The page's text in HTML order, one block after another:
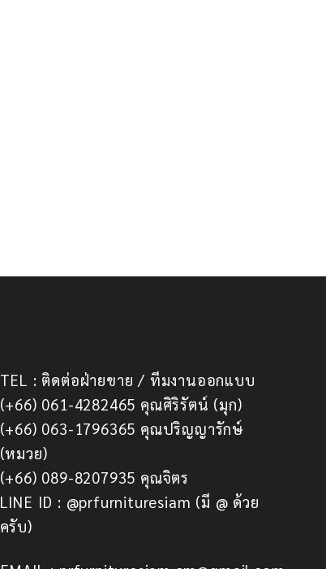
TEL : ติดต่อฝ่ายขาย / ทีมงานออกแบบ
(+66) 061-4282465 คุณศิริรัตน์ (มุก)
(+66) 063-1796365 คุณปริญญารักษ์
(หมวย)
(+66) 089-8207935 คุณจิตร
LINE ID : @prfurnituresiam (มี @ ด้วย
ครับ)